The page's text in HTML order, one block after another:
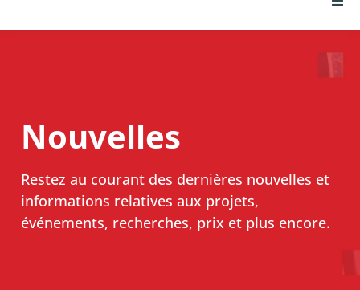
Données
Initiatives
Nouvelles
Restez au courant des dernières nouvelles et
informations relatives aux projets,
événements, recherches, prix et plus encore.